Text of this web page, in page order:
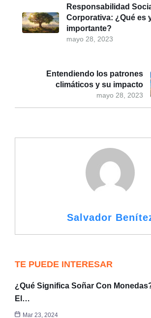
mayo 28, 2023
Responsabilidad
Corporativa: ¿Qué es
importante?
mayo 28, 2023
Entendiendo los patrones
climáticos y su impacto
Salvador
TE PUEDE INTERESAR
¿Qué Significa Soñar Con
El…
Mar 23, 2024